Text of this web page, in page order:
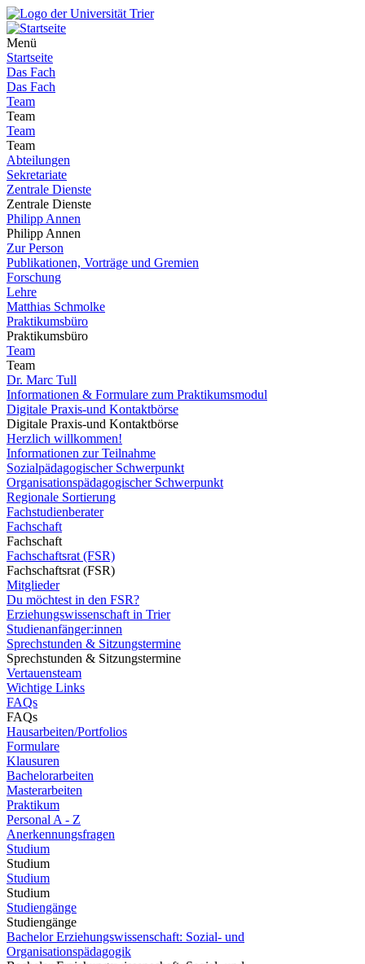
Menü
Startseite
Das Fach
Das Fach
Team
Team
Team
Team
Abteilungen
Sekretariate
Zentrale Dienste
Zentrale Dienste
Philipp Annen
Philipp Annen
Zur Person
Publikationen, Vorträge und Gremien
Forschung
Lehre
Matthias Schmolke
Praktikumsbüro
Praktikumsbüro
Team
Team
Dr. Marc Tull
Informationen & Formulare zum Praktikumsmodul
Digitale Praxis-und Kontaktbörse
Digitale Praxis-und Kontaktbörse
Herzlich willkommen!
Informationen zur Teilnahme
Sozialpädagogischer Schwerpunkt
Organisationspädagogischer Schwerpunkt
Regionale Sortierung
Fachstudienberater
Fachschaft
Fachschaft
Fachschaftsrat (FSR)
Fachschaftsrat (FSR)
Mitglieder
Du möchtest in den FSR?
Erziehungswissenschaft in Trier
Studienanfänger:innen
Sprechstunden & Sitzungstermine
Sprechstunden & Sitzungstermine
Vertauensteam
Wichtige Links
FAQs
FAQs
Hausarbeiten/Portfolios
Formulare
Klausuren
Bachelorarbeiten
Masterarbeiten
Praktikum
Personal A - Z
Anerkennungsfragen
Studium
Studium
Studium
Studium
Studiengänge
Studiengänge
Bachelor Erziehungswissenschaft: Sozial- und
Organisationspädagogik